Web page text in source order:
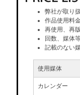
弊社が取り
作品使用料
再使用、再
回数、媒体
記載のない
使用媒体
カレンダー